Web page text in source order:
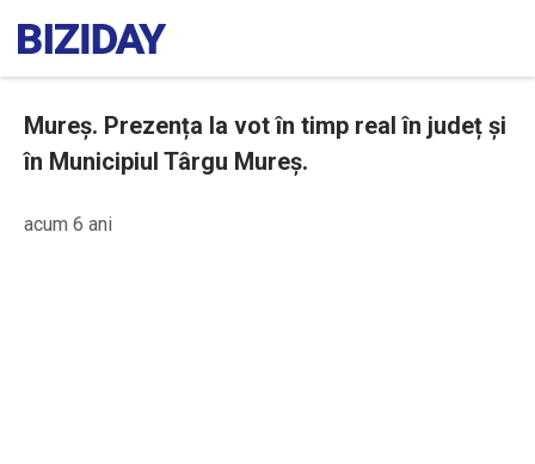
Mureș. Prezența la vot în timp real în județ și
în Municipiul Târgu Mureș.
acum 6 ani